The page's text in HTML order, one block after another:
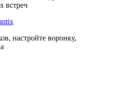
встреч
настройте воронку,